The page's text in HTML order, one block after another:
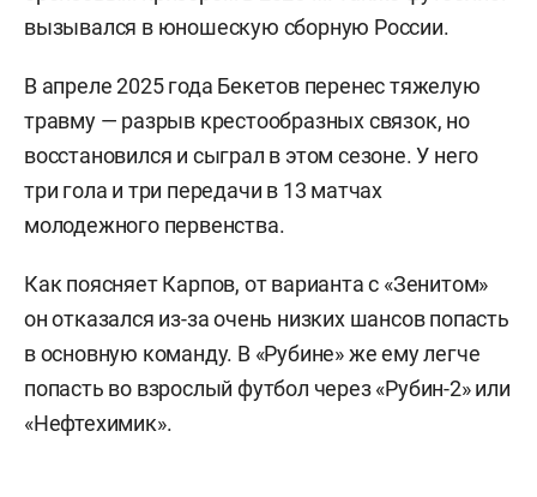
вызывался в юношескую сборную России.
В апреле 2025 года Бекетов перенес тяжелую
травму — разрыв крестообразных связок, но
восстановился и сыграл в этом сезоне. У него
три гола и три передачи в 13 матчах
молодежного первенства.
Как поясняет Карпов, от варианта с «Зенитом»
он отказался из-за очень низких шансов попасть
в основную команду. В «Рубине» же ему легче
попасть во взрослый футбол через «Рубин-2» или
«Нефтехимик».